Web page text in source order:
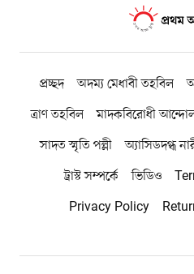
প্রচ্ছদ অদম্য মেধাবী তহবিল
ত্রাণ তহবিল
মাদকবিরোধী
সাদত স্মৃতি পল্লী
অ্যাসিডদগ্ধ
ট্রাস্ট সম্পর্কে
ভিডিও
Privacy Policy